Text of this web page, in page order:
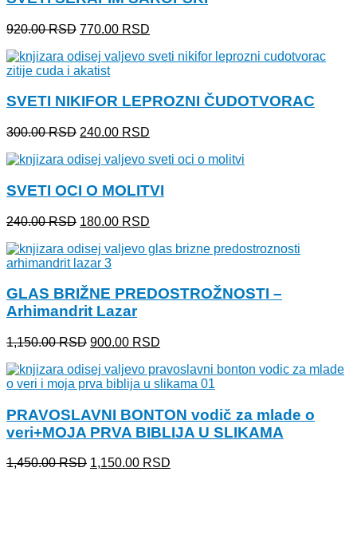
920.00RSD Originalna
je
bila:
770.00 RSD
je:
SVETI NIKIFOR LEPROZNI ČUDOTVORAC
300.00RSD Originalna
je
300.00 RSD.
240.00 RSD
je:
SVETI OCI O MOLITVI
240.00RSD Originalna
je
bila:
180.00 RSD
je:
GLAS BRIŽNE PREDOSTROŽNOSTI –
Arhimandrit Lazar
1,150.00RSD Originalna
je
bila:
900.00 RSD
je:
900.00 RSD.
PRAVOSLAVNI BONTON vodič za mlade o
veri+MOJA PRVA BIBLIJA U SLIKAMA
1,450.00RSD Originalna
1,150.00 RSD